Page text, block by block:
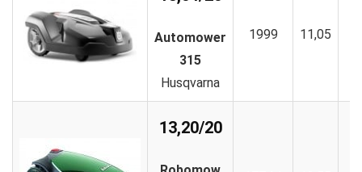
Automower
315
Husqvarna
1999 11,05
13,20/20